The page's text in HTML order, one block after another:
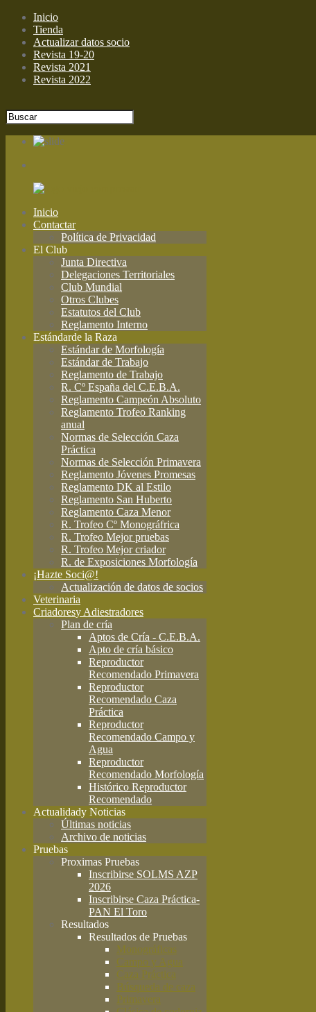
Inicio
Tienda
Actualizar datos socio
Revista 19-20
Revista 2021
Revista 2022
Inicio
Contactar
Política de Privacidad
El Club
Junta Directiva
Delegaciones Territoriales
Club Mundial
Otros Clubes
Estatutos del Club
Reglamento Interno
Estándarde la Raza
Estándar de Morfología
Estándar de Trabajo
Reglamento de Trabajo
R. Cº España del C.E.B.A.
Reglamento Campeón Absoluto
Reglamento Trofeo Ranking
anual
Normas de Selección Caza
Práctica
Normas de Selección Primavera
Reglamento Jóvenes Promesas
Reglamento DK al Estilo
Reglamento San Huberto
Reglamento Caza Menor
R. Trofeo Cº Monográfrica
R. Trofeo Mejor pruebas
R. Trofeo Mejor criador
R. de Exposiciones Morfología
¡Hazte Soci@!
Actualización de datos de socios
Veterinaria
Criadoresy Adiestradores
Plan de cría
Aptos de Cría - C.E.B.A.
Apto de cría básico
Reproductor
Recomendado Primavera
Reproductor
Recomendado Caza
Práctica
Reproductor
Recomendado Campo y
Agua
Reproductor
Recomendado Morfología
Histórico Reproductor
Recomendado
Actualidady Noticias
Últimas noticias
Archivo de noticias
Pruebas
Proximas Pruebas
Inscribirse SOLMS AZP
2026
Inscribirse Caza Práctica-
PAN El Toro
Resultados
Resultados de Pruebas
Monográficas
Campo y Agua
Caza Práctica
Búsqueda de caza
Primavera